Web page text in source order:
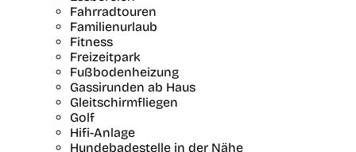
Fahrradtouren
Familienurlaub
Fitness
Freizeitpark
Fußbodenheizung
Gassirunden ab Haus
Gleitschirmfliegen
Golf
Hifi-Anlage
Hundebadestelle in der Nähe